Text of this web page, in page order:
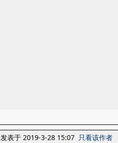
发表于 2019-3-28 15:07 只看该作者